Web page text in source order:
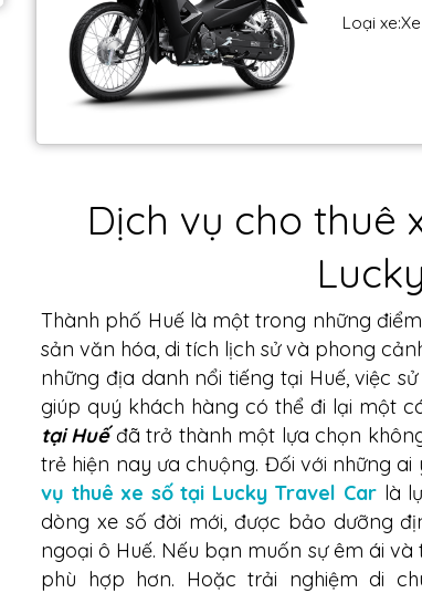
Loại xe:
Dịch vụ cho thuê
Thành phố Huế là một trong những
sản văn hóa, di tích lịch sử và phong
những địa danh nổi tiếng tại Huế, việc
giúp quý khách hàng có thể đi lại một
tại Huếđã trở thành một lựa chọn
trẻ hiện nay ưa chuộng. Đối với những
vụ thuê xe số tại Lucky Travel Car là
dòng xe số đời mới, được bảo dưỡng
ngoại ô Huế. Nếu bạn muốn sự êm ái
phù hợp hơn. Hoặc trải nghiệm di